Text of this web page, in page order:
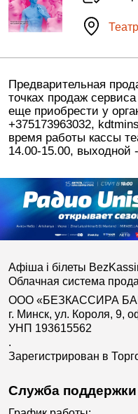
Предварительная
точках продаж
еще приобрести у
+375173963032,
время работы кассы
14.00-15.00, выходной
Афіша і білеты
Облачная система
ООО «БЕЗКАССИРА
г. Минск, ул. Короля, 9,
УНП 193615562
.
Зарегистрирован в
Служба поддержки